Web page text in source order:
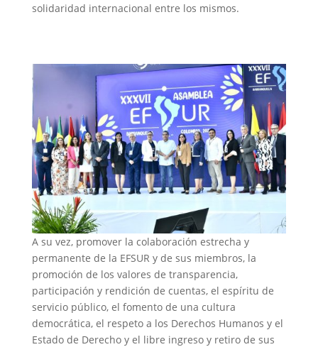
solidaridad internacional entre los mismos.
A su vez, promover la colaboración estrecha y
permanente de la EFSUR y de sus miembros, la
promoción de los valores de transparencia,
participación y rendición de cuentas, el espíritu de
servicio público, el fomento de una cultura
democrática, el respeto a los Derechos Humanos y el
Estado de Derecho y el libre ingreso y retiro de sus